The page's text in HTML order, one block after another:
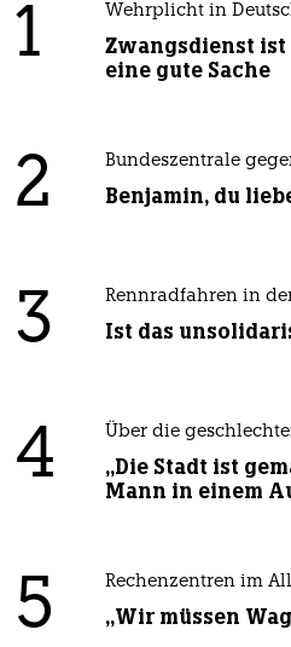
1 Wehrplicht in
Zwangsdienst
eine gute Sache
2 Bundeszentrale
Benjamin, du
3 Rennradfahren in
Ist das
4 Über die
„Die Stadt ist
Mann in einem
5 Rechenzentren im All
„Wir müssen